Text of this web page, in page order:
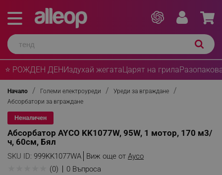
⭐ РОЖДЕН ДЕНИздухай жегатаЦарят на грила
Начало Големи електроуреди
Уреди за вграждане
Абсорбатори за вграждане
Неналичен
Абсорбатор AYCO KK1077W, 95W, 1 мотор, 170 м3/
ч, 60см, Бял
SKU ID: 999KK1077WА Виж още от Ayco
(0) 0 Въпроса